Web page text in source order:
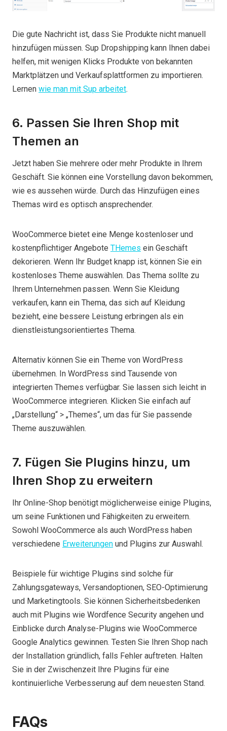
Die gute Nachricht ist, dass Sie Produkte nicht manuell
hinzufügen müssen. Sup Dropshipping kann Ihnen dabei
helfen, mit wenigen Klicks Produkte von bekannten
Marktplätzen und Verkaufsplattformen zu importieren.
Lernen wie man mit Sup arbeitet.
6. Passen Sie Ihren Shop mit
Themen an
Jetzt haben Sie mehrere oder mehr Produkte in Ihrem
Geschäft. Sie können eine Vorstellung davon bekommen,
wie es aussehen würde. Durch das Hinzufügen eines
Themas wird es optisch ansprechender.
WooCommerce bietet eine Menge kostenloser und
kostenpflichtiger Angebote THemes ein Geschäft
dekorieren. Wenn Ihr Budget knapp ist, können Sie ein
kostenloses Theme auswählen. Das Thema sollte zu
Ihrem Unternehmen passen. Wenn Sie Kleidung
verkaufen, kann ein Thema, das sich auf Kleidung
bezieht, eine bessere Leistung erbringen als ein
dienstleistungsorientiertes Thema.
Alternativ können Sie ein Theme von WordPress
übernehmen. In WordPress sind Tausende von
integrierten Themes verfügbar. Sie lassen sich leicht in
WooCommerce integrieren. Klicken Sie einfach auf
„Darstellung“ > „Themes“, um das für Sie passende
Theme auszuwählen.
7. Fügen Sie Plugins hinzu, um
Ihren Shop zu erweitern
Ihr Online-Shop benötigt möglicherweise einige Plugins,
um seine Funktionen und Fähigkeiten zu erweitern.
Sowohl WooCommerce als auch WordPress haben
verschiedene Erweiterungen und Plugins zur Auswahl.
Beispiele für wichtige Plugins sind solche für
Zahlungsgateways, Versandoptionen, SEO-Optimierung
und Marketingtools. Sie können Sicherheitsbedenken
auch mit Plugins wie Wordfence Security angehen und
Einblicke durch Analyse-Plugins wie WooCommerce
Google Analytics gewinnen. Testen Sie Ihren Shop nach
der Installation gründlich, falls Fehler auftreten. Halten
Sie in der Zwischenzeit Ihre Plugins für eine
kontinuierliche Verbesserung auf dem neuesten Stand.
FAQs